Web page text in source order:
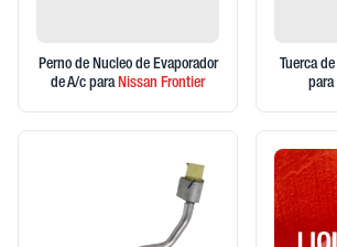
Perno de Nucleo de Evaporador
de A/c paraNissan Frontier
Tuerca
para